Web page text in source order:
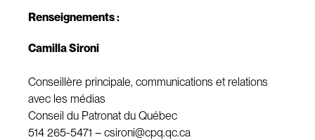
Renseignements :
Camilla Sironi
Conseillère principale, communications et relations
avec les médias
Conseil du Patronat du Québec
514 265-5471 – csironi@cpq.qc.ca